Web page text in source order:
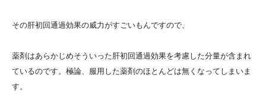
その肝初回通過効果の威力がすごいもんですので、
薬剤はあらかじめそういった肝初回通過効果を考慮した分量が含まれ
ているのです。極論、服用した薬剤のほとんどは無くなってしまいま
す。